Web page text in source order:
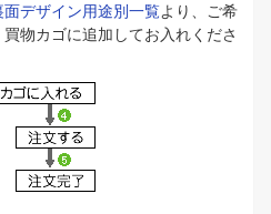
面デザイン用途別一覧より、ご希
物カゴに追加してお入れくださ